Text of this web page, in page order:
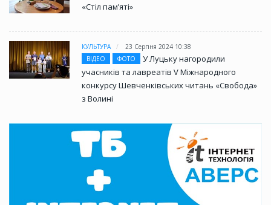
«Стіл памʼяті»
КУЛЬТУРА
23 Серпня 2024 10:38
ВІДЕО
ФОТО
У Луцьку нагородили
учасників та лавреатів V Міжнародного
конкурсу Шевченківських читань «Свобода»
з Волині